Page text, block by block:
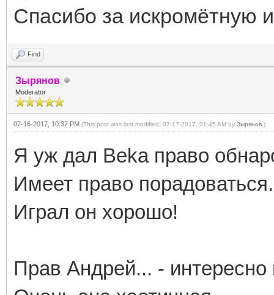
Спасибо за искромётную
Find
Зырянов
Moderator
07-16-2017, 10:37 PM (This post was last modified: 07-17-2017, 01:45 AM by Зырянов .)
Я уж дал Beka право
Имеет право
Играл он хорошо!
Прав Андрей... - интересно